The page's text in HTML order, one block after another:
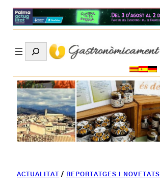
Search
ACTUALITAT / REPORTATGES I NOVETATS